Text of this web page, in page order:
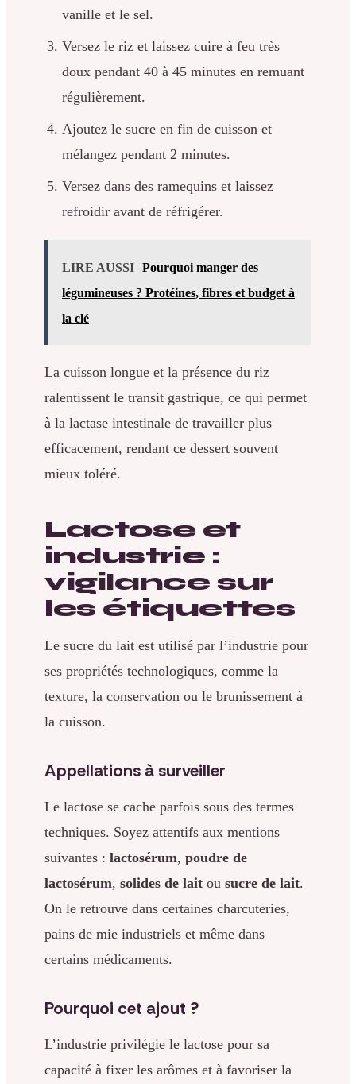
vanille et le sel.
Versez le riz et laissez cuire à feu très
doux pendant 40 à 45 minutes en remuant
régulièrement.
Ajoutez le sucre en fin de cuisson et
mélangez pendant 2 minutes.
Versez dans des ramequins et laissez
refroidir avant de réfrigérer.
LIRE AUSSI Pourquoi manger des
légumineuses ? Protéines, fibres et budget à
la clé
La cuisson longue et la présence du riz
ralentissent le transit gastrique, ce qui permet
à la lactase intestinale de travailler plus
efficacement, rendant ce dessert souvent
mieux toléré.
Lactose et
industrie :
vigilance sur
les étiquettes
Le sucre du lait est utilisé par l’industrie pour
ses propriétés technologiques, comme la
texture, la conservation ou le brunissement à
la cuisson.
Appellations à surveiller
Le lactose se cache parfois sous des termes
techniques. Soyez attentifs aux mentions
suivantes : lactosérum, poudre de
lactosérum, solides de lait ou sucre de lait.
On le retrouve dans certaines charcuteries,
pains de mie industriels et même dans
certains médicaments.
Pourquoi cet ajout ?
L’industrie privilégie le lactose pour sa
capacité à fixer les arômes et à favoriser la